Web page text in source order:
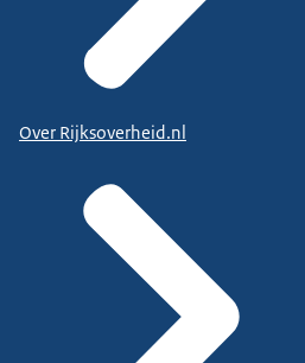
Over Rijksoverheid.nl